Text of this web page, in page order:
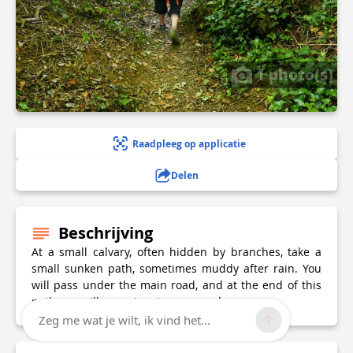
1 photo(s)
Raadpleeg op applicatie
Delen
Beschrijving
At a small calvary, often hidden by branches, take a
small sunken path, sometimes muddy after rain. You
will pass under the main road, and at the end of this
path you will come to a tarmac road.
Zeg me wat je wilt, ik vind het...